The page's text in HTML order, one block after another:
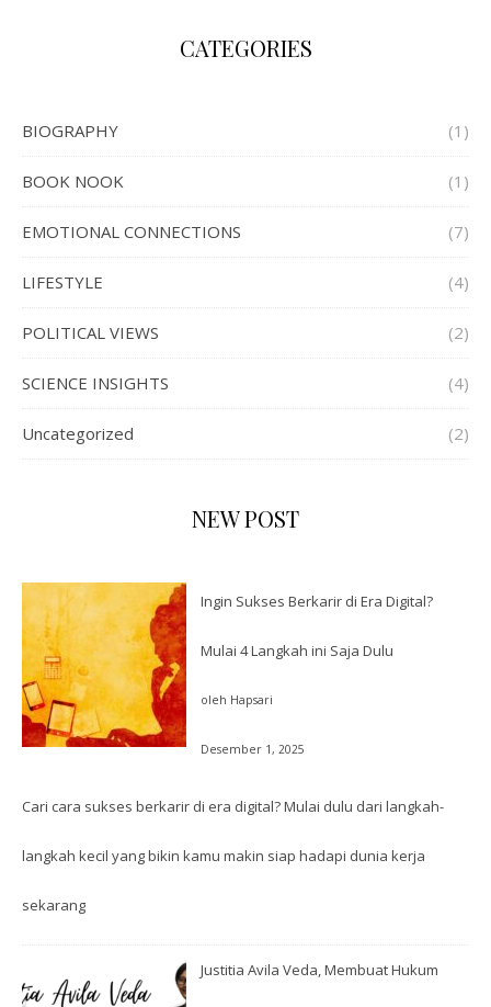
CATEGORIES
BIOGRAPHY (1)
BOOK NOOK (1)
EMOTIONAL CONNECTIONS (7)
LIFESTYLE (4)
POLITICAL VIEWS (2)
SCIENCE INSIGHTS (4)
Uncategorized (2)
NEW POST
Ingin Sukses Berkarir di Era Digital?
Mulai 4 Langkah ini Saja Dulu
oleh Hapsari
Desember 1, 2025
Cari cara sukses berkarir di era digital? Mulai dulu dari langkah-
langkah kecil yang bikin kamu makin siap hadapi dunia kerja
sekarang
Justitia Avila Veda, Membuat Hukum